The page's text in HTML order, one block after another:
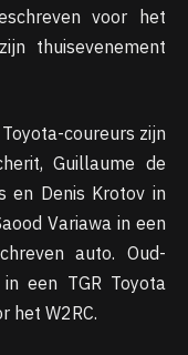
voor het
thuisevenement
coureurs zijn
Guillaume de
en Denis Krotov in
Variawa in een
auto. Oud-
een TGR Toyota
het W2RC.